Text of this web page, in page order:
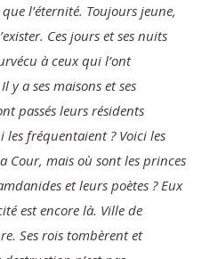
l’éternité. Toujours jeune,
Ces jours et ses nuits
à ceux qui l’ont
y a ses maisons et ses
passés leurs résidents
les fréquentaient ? Voici les
Cour, mais où sont les princes
et leurs poètes ? Eux
est encore là. Ville de
Ses rois tombèrent et